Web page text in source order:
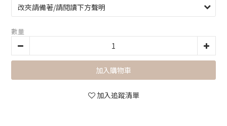
數量
加入購物車
加入追蹤清單